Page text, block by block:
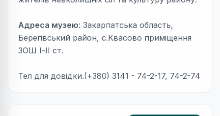
Адреса музею: Закарпатська область,
Берегівський район, с.Квасово приміщення
ЗОШ І-ІІ ст.
Тел для довідки.(+380) 3141 - 74-2-17, 74-2-74